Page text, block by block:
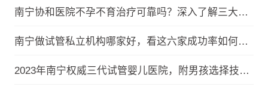
南宁协和医院不孕不育治疗可靠吗？深入了解三大优势南宁协和医院不孕不育治疗可靠吗？深入了解三大优势
南宁做试管私立机构哪家好，看这六家成功率如何！南宁做试管私立机构哪家好，看这六家成功率如何！
2023年南宁权威三代试管婴儿医院，附男孩选择技术2023年南宁权威三代试管婴儿医院，附男孩选择技术